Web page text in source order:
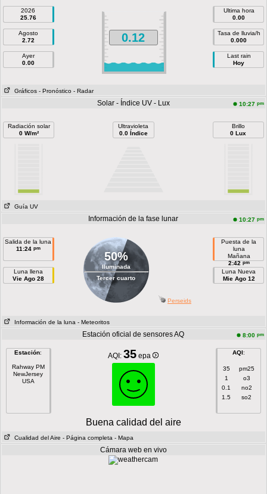
2026
25.76
Agosto
2.72
Ayer
0.00
0.12
Ultima hora
0.00
Tasa de lluvia/h
0.000
Last rain
Hoy
Gráficos - Pronóstico - Radar
Solar - Índice UV - Lux 10:27 pm
Radiación solar
0 W/m²
Ultravioleta
0.0 Índice
Brillo
0 Lux
Guía UV
Información de la fase lunar 10:27 pm
Salida de la luna
11:24 pm
Luna llena
Vie Ago 28
50%
Iluminada
Tercer cuarto
Puesta de la
luna
Mañana
2:42pm
Luna Nueva
Mie Ago 12
Perseids
Información de la luna - Meteoritos
Estación oficial de sensores AQ 8:00 pm
Estación:
Rahway PM
NewJersey
USA
AQI:35 epa AQI:
35
pm25
1
o3
0.1
no2
1.5
so2
Buena calidad del aire
Cualidad del Aire - Página completa - Mapa
Cámara web en vivo